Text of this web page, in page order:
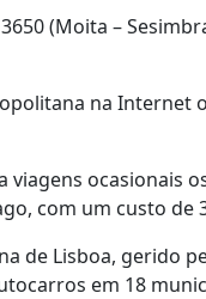
(Moita –
na Internet
viagens ocasionais
com um custo de
de Lisboa, gerido
em 18